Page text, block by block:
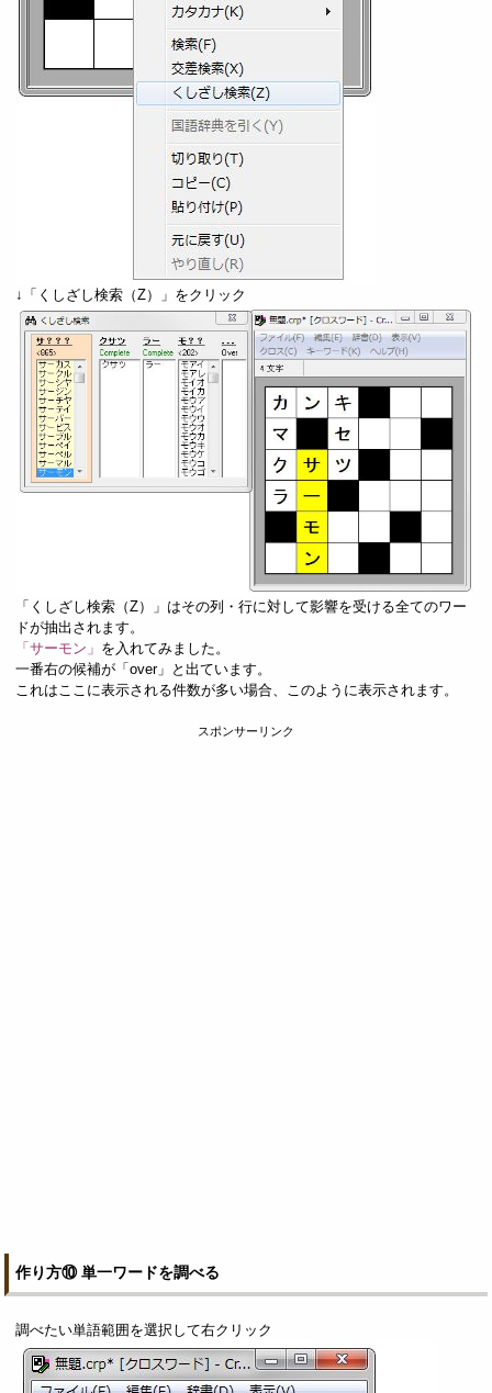
↓「くしざし検索（Z）」をクリック
「くしざし検索（Z）」はその列・行に対して影響を受ける全てのワー
ドが抽出されます。
「サーモン」 を入れてみました。
一番右の候補が「over」と出ています。
これはここに表示される件数が多い場合、このように表示されます。
スポンサーリンク
作り方⑩ 単一ワードを調べる
調べたい単語範囲を選択して右クリック